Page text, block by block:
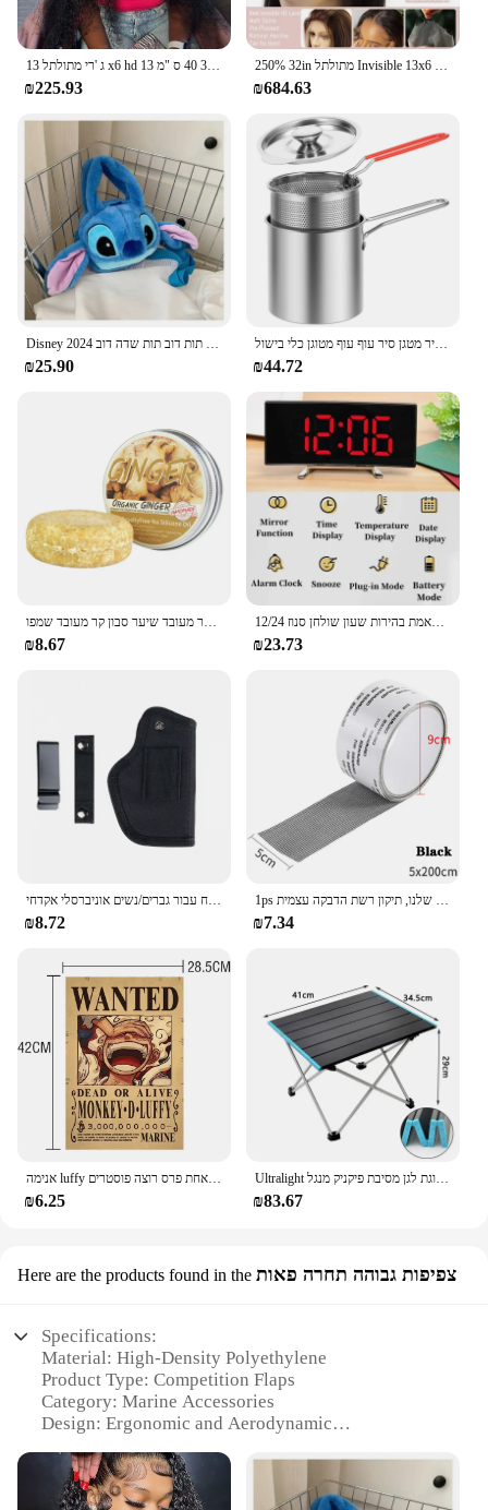
ג 'רי מתולתל 13 x6 hd שקוף תחרה חזיתית שיער אנושי פאה גל עמוק 30 40 ס "מ 13 x6 חזית תחרה גל מים ברזילאי
₪225.93
250% 32in מתולתל Invisible 13x6 HD תחרה מלאה מול שיער טבעי פאות מראש קטף מים גל 13x4 HD תחרה פרונטאלית פאה עבור נשים רמי
₪684.63
Disney 2024 קריקטורה חדשה קטיפה בובה שקית חמוד לתפור מתוק וחמוד תות דוב תות שדה דוב
₪25.90
סט טיגון עמוק סיר מטבח עם מסננת מפורה נירוסטה מטגן סיר מטגן סיר עוף עוף מטוגן כלי בישול
₪44.72
סבון ג 'ינג' ר פוליגונום סבון סבון קר מעובד שיער סבון קר מעובד שמפו
₪8.67
שעון מעורר אזעקה דיגיטלית מראה 2 רמות של התאמת בהירות שעון שולחן סנוז 12/24h מצב לילה הוביל שעון
₪23.73
נרתיקי אקדח עבור גברים/נשים אוניברסלי אקדחי Airsoft IWB/OWB 9mm נרתיקי לנשיאה נסתרת גלוק טקטי אקדח אבזרים
₪8.72
1ps קל ליישום עמיד למים סרט תיקון חלון-לשמור יתושים החוצה עם נגד חרק שלנו, תיקון רשת הדבקה עצמית
₪7.34
אנימה luffy הילוך 5 חתיכה אחת פרס רוצה פוסטרים nika אייס ילד עתיק סלון קיר קישוט מדבקות צעצועים מתנות
₪6.25
Ultralight נייד מתקפל קמפינג שולחן מתקפל חיצוני שולחן ארוחת ערב חוזק גבוהה אלומיניום סגסוגת לגן מסיבת פיקניק מנגל
₪83.67
Here are the products found in the צפיפות גבוהה תחרה פאות
Specifications:
Material: High-Density Polyethylene
Product Type: Competition Flaps
Category: Marine Accessories
Design: Ergonomic and Aerodynamic
Performance: Optimized for Speed and Stability